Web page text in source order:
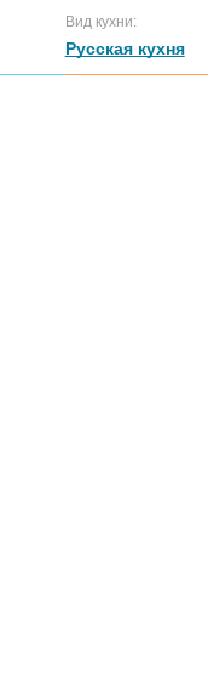
Вид кухни:
Русская кухня